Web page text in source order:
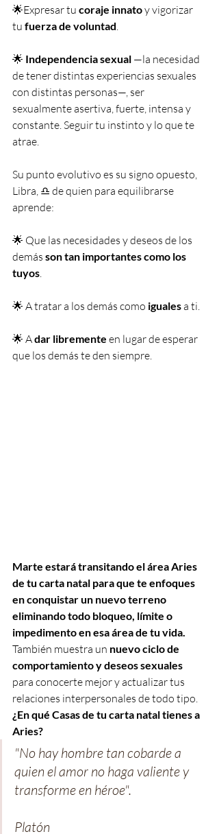
🌟Expresar tu coraje innato y vigorizar
tu fuerza de voluntad.
🌟 Independencia sexual —la necesidad
de tener distintas experiencias sexuales
con distintas personas—, ser
sexualmente asertiva, fuerte, intensa y
constante. Seguir tu instinto y lo que te
atrae.
Su punto evolutivo es su signo opuesto,
Libra, ♎️ de quien para equilibrarse
aprende:
🌟 Que las necesidades y deseos de los
demás son tan importantes como los
tuyos.
🌟 A tratar a los demás como iguales a ti.
🌟 A dar libremente en lugar de esperar
que los demás te den siempre.
Marte estará transitando el área Aries
de tu carta natal para que te enfoques
en conquistar un nuevo terreno
eliminando todo bloqueo, límite o
impedimento en esa área de tu vida.
También muestra un nuevo ciclo de
comportamiento y deseos sexuales
para conocerte mejor y actualizar tus
relaciones interpersonales de todo tipo.
¿En qué Casas de tu carta natal tienes a
Aries?
"No hay hombre tan cobarde a
quien el amor no haga valiente y
transforme en héroe".
Platón